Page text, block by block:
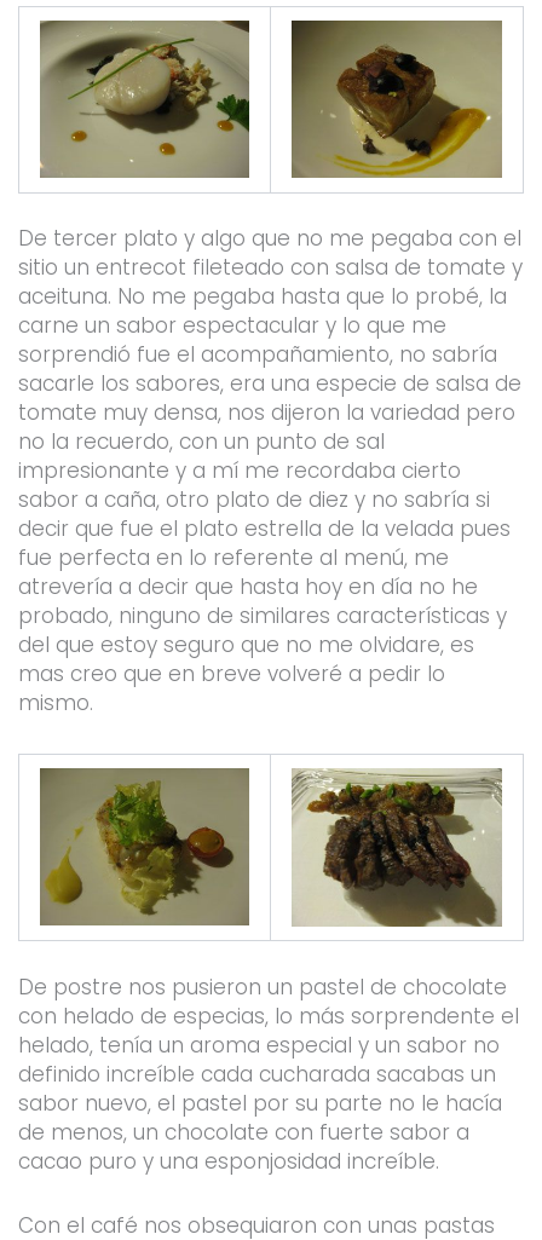
De tercer plato y algo que no me pegaba con el
sitio un entrecot fileteado con salsa de tomate y
aceituna. No me pegaba hasta que lo probé, la
carne un sabor espectacular y lo que me
sorprendió fue el acompañamiento, no sabría
sacarle los sabores, era una especie de salsa de
tomate muy densa, nos dijeron la variedad pero
no la recuerdo, con un punto de sal
impresionante y a mí me recordaba cierto
sabor a caña, otro plato de diez y no sabría si
decir que fue el plato estrella de la velada pues
fue perfecta en lo referente al menú, me
atrevería a decir que hasta hoy en día no he
probado, ninguno de similares características y
del que estoy seguro que no me olvidare, es
mas creo que en breve volveré a pedir lo
mismo.
De postre nos pusieron un pastel de chocolate
con helado de especias, lo más sorprendente el
helado, tenía un aroma especial y un sabor no
definido increíble cada cucharada sacabas un
sabor nuevo, el pastel por su parte no le hacía
de menos, un chocolate con fuerte sabor a
cacao puro y una esponjosidad increíble.
Con el café nos obsequiaron con unas pastas